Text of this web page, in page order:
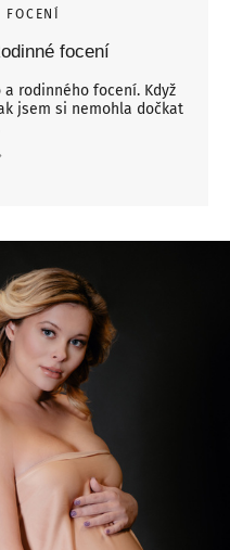
focení
rodinného focení. Když
jsem si nemohla dočkat